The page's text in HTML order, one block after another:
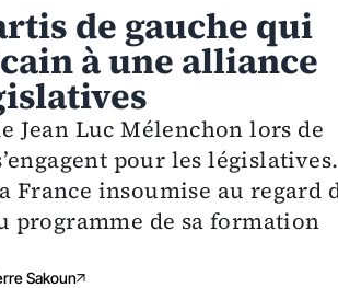
de gauche qui
à une alliance
Jean Luc Mélenchon lors de
pour les législatives.
France insoumise au regard
programme de sa formation
Sakoun